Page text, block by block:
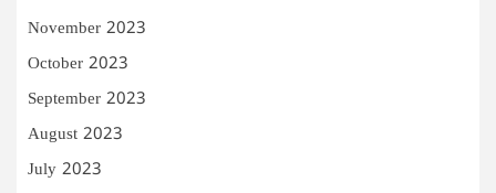
November 2023
October 2023
September 2023
August 2023
July 2023